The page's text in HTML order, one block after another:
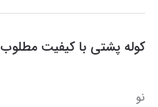
کوله پشتی با کیفیت مطلوب
نو